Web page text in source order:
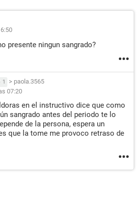
presente ningun sangrado?
1 > paola.3565
07:20
en el instructivo dice que como
sangrado antes del periodo te lo
de la persona, espera un
que la tome me provoco retraso de